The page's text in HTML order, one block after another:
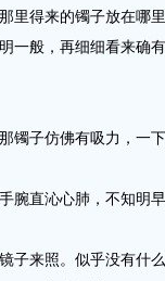
得来的镯子放在哪里
一般，再细细看来确
子仿佛有吸力，一下
直沁心肺，不知明早
来照。似乎没有什么